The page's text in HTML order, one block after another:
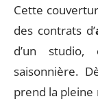
Cette
des contrats d’
d’un studio,
saisonnière.
prend la pleine